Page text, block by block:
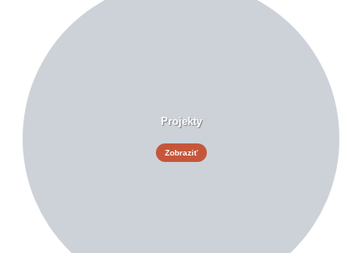
Projekty
Zobraziť